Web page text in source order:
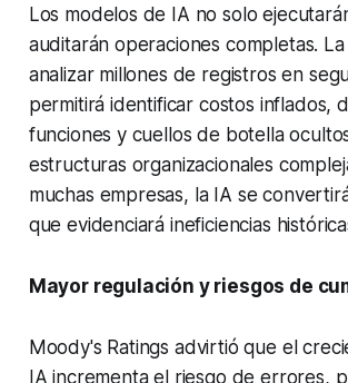
Los modelos de IA no solo
auditarán operaciones completas.
analizar millones de registros en
permitirá identificar costos inflados,
funciones y cuellos de botella
estructuras organizacionales
muchas empresas, la IA se
que evidenciará ineficiencias
Mayor regulación y riesgos de
Moody's Ratings advirtió que el
IA incrementa el riesgo de errores,